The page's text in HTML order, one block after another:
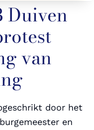
Duiven
van
door het
en